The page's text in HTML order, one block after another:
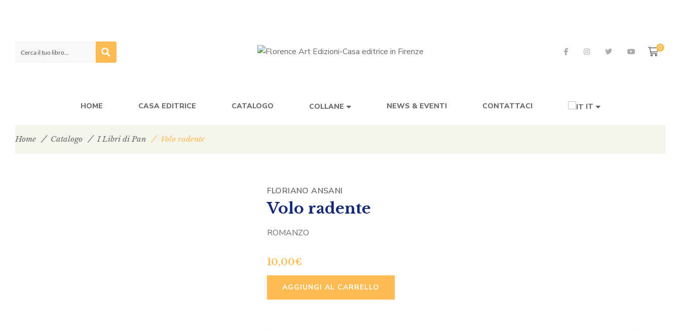
0
HOME CASA EDITRICE CATALOGO COLLANE NEWS & EVENTI CONTATTACI IT
Home Catalogo I Libri di Pan Volo radente
FLORIANO ANSANI
Volo radente
ROMANZO
10,00€
AGGIUNGI AL CARRELLO